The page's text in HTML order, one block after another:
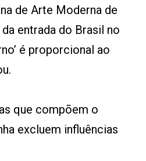
de Arte Moderna de
entrada do Brasil no
é proporcional ao
que compõem o
excluem influências